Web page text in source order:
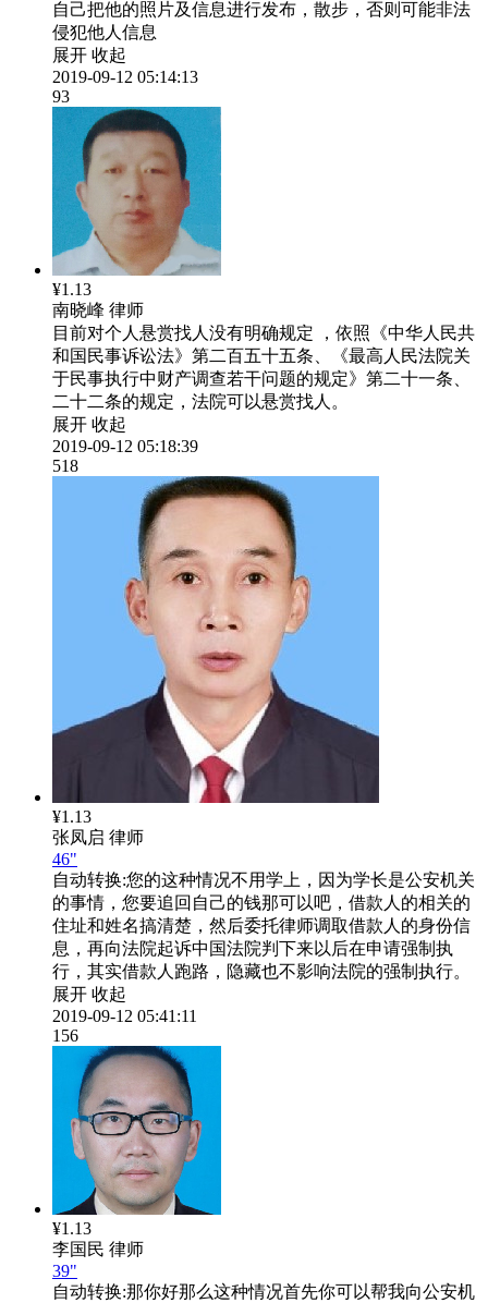
自己把他的照片及信息进行发布，散步，否则可能非法
侵犯他人信息
展开 收起
2019-09-12 05:14:13
93
¥1.13
南晓峰 律师
目前对个人悬赏找人没有明确规定 ，依照《中华人民共
和国民事诉讼法》第二百五十五条、《最高人民法院关
于民事执行中财产调查若干问题的规定》第二十一条、
二十二条的规定，法院可以悬赏找人。
展开 收起
2019-09-12 05:18:39
518
¥1.13
张凤启 律师
46"
自动转换:您的这种情况不用学上，因为学长是公安机关
的事情，您要追回自己的钱那可以吧，借款人的相关的
住址和姓名搞清楚，然后委托律师调取借款人的身份信
息，再向法院起诉中国法院判下来以后在申请强制执
行，其实借款人跑路，隐藏也不影响法院的强制执行。
展开 收起
2019-09-12 05:41:11
156
¥1.13
李国民 律师
39"
自动转换:那你好那么这种情况首先你可以帮我向公安机